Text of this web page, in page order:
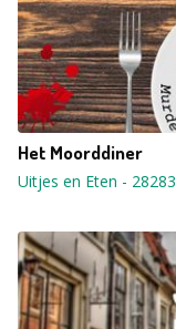
Het Moorddiner
Uitjes en Eten - 28283